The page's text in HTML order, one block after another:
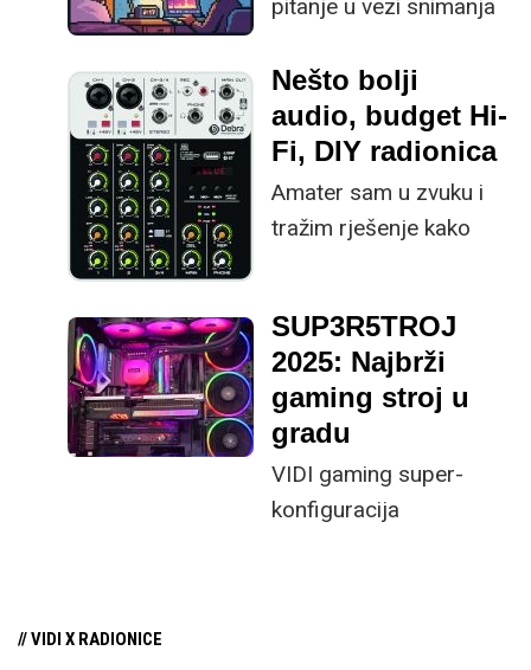
jutro novim
popisa. Ako ste
sumnjičavi, vjerujte
djedici – i on ga je
prepisao od nas!
pitanje u vezi snimanja
Nešto bolji
audio, budget Hi-
Fi, DIY radionica
Amater sam u zvuku i
tražim rješenje kako
unaprijediti iskustvo
slušanja glazbe.
SUP3R5TROJ
2025: Najbrži
gaming stroj u
gradu
VIDI gaming super-
konfiguracija
// VIDI X RADIONICE